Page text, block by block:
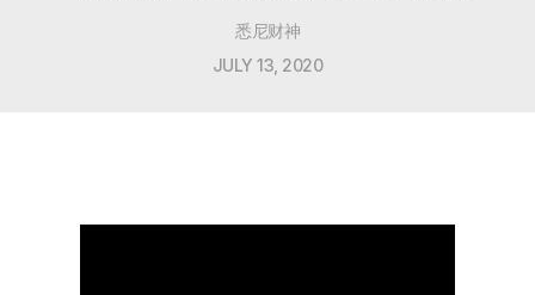
悉尼财神
JULY 13, 2020